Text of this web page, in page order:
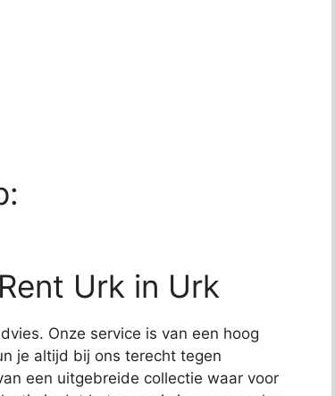
Urk in Urk
Onze service is van een hoog
je altijd bij ons terecht tegen
een uitgebreide collectie waar voor